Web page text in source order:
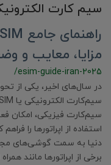
سیم کارت
مزایا، معایب و
/esim-guide-iran-2025
در سال‌های اخیر، یکی از
سیم‌کارت فیزیکی، امکان
استفاده از اپراتورها را
برخی از اپراتورها مانند